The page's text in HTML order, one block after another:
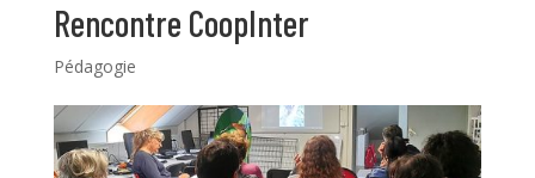
Rencontre CoopInter
Pédagogie